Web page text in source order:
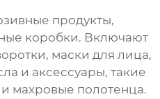
продукты,
коробки. Включают
маски для лица,
и аксессуары, такие
махровые полотенца.